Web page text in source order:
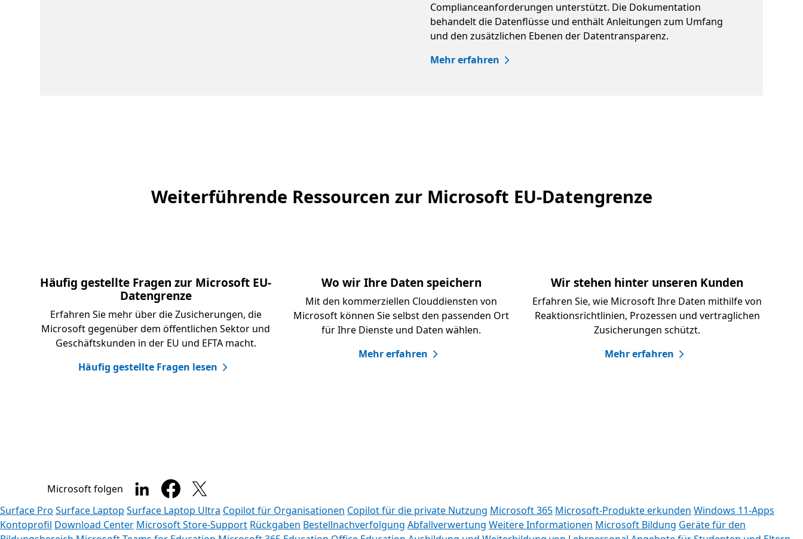
Complianceanforderungen unterstützt. Die Dokumentation
behandelt die Datenflüsse und enthält Anleitungen zum Umfang
und den zusätzlichen Ebenen der Datentransparenz.
Mehr erfahren
Weiterführende Ressourcen zur Microsoft EU-Datengrenze
Häufig gestellte Fragen zur Microsoft EU-
Datengrenze
Erfahren Sie mehr über die Zusicherungen, die
Microsoft gegenüber dem öffentlichen Sektor und
Geschäftskunden in der EU und EFTA macht.
Häufig gestellte Fragen lesen
Wo wir Ihre Daten speichern
Mit den kommerziellen Clouddiensten von
Microsoft können Sie selbst den passenden Ort
für Ihre Dienste und Daten wählen.
Mehr erfahren
Wir stehen hinter unseren Kunden
Erfahren Sie, wie Microsoft Ihre Daten mithilfe von
Reaktionsrichtlinien, Prozessen und vertraglichen
Zusicherungen schützt.
Mehr erfahren
Microsoft folgen
Surface Pro Surface Laptop Surface Laptop Ultra Copilot für Organisationen Copilot für die private Nutzung Microsoft 365 Microsoft-Produkte erkunden Windows 11-Apps
Kontoprofil Download Center Microsoft Store-Support Rückgaben Bestellnachverfolgung Abfallverwertung Weitere Informationen Microsoft Bildung Geräte für den